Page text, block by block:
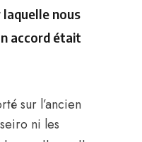
laquelle nous
accord était
sur l’ancien
ni les